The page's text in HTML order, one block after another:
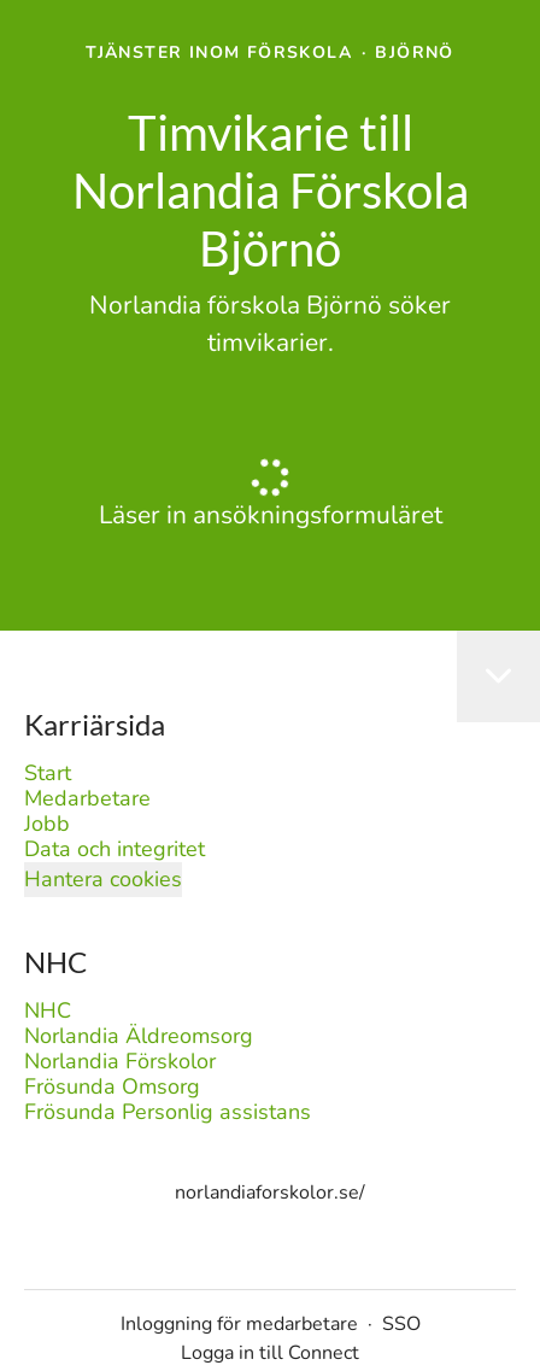
TJÄNSTER INOM FÖRSKOLA · BJÖRNÖ
Timvikarie till
Norlandia Förskola
Björnö
Norlandia förskola Björnö söker
timvikarier.
Läser in ansökningsformuläret
Karriärsida
Start
Medarbetare
Jobb
Data och integritet
Hantera cookies
NHC
NHC
Norlandia Äldreomsorg
Norlandia Förskolor
Frösunda Omsorg
Frösunda Personlig assistans
norlandiaforskolor.se/
Inloggning för medarbetare · SSO
Logga in till Connect